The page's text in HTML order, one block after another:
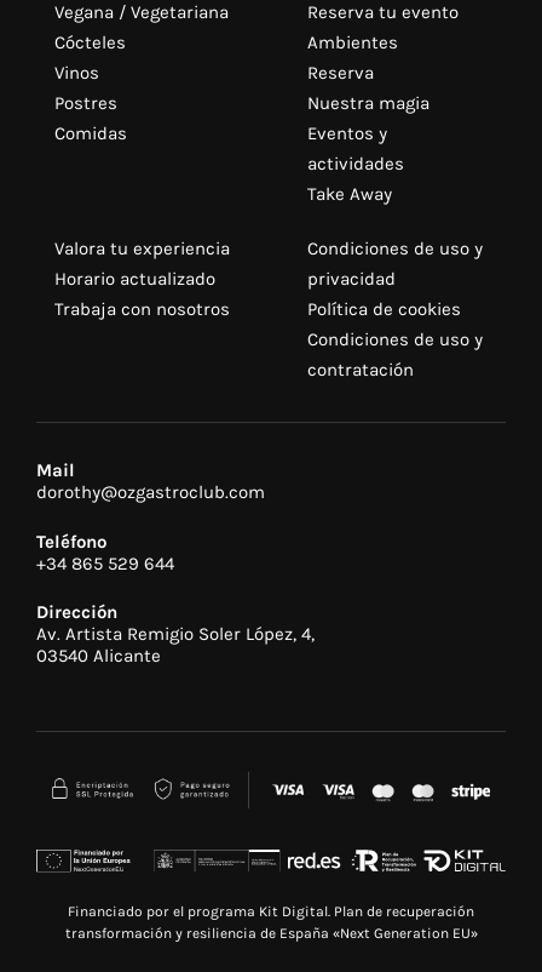
Vegana / Vegetariana
Cócteles
Vinos
Postres
Comidas
Reserva tu evento
Ambientes
Reserva
Nuestra magia
Eventos y
actividades
Take Away
Valora tu experiencia
Horario actualizado
Trabaja con nosotros
Condiciones de uso y
privacidad
Política de cookies
Condiciones de uso y
contratación
Mail
dorothy@ozgastroclub.com
Teléfono
+34 865 529 644
Dirección
Av. Artista Remigio Soler López, 4,
03540 Alicante
Financiado por el programa Kit Digital. Plan de recuperación
transformación y resiliencia de España «Next Generation EU»